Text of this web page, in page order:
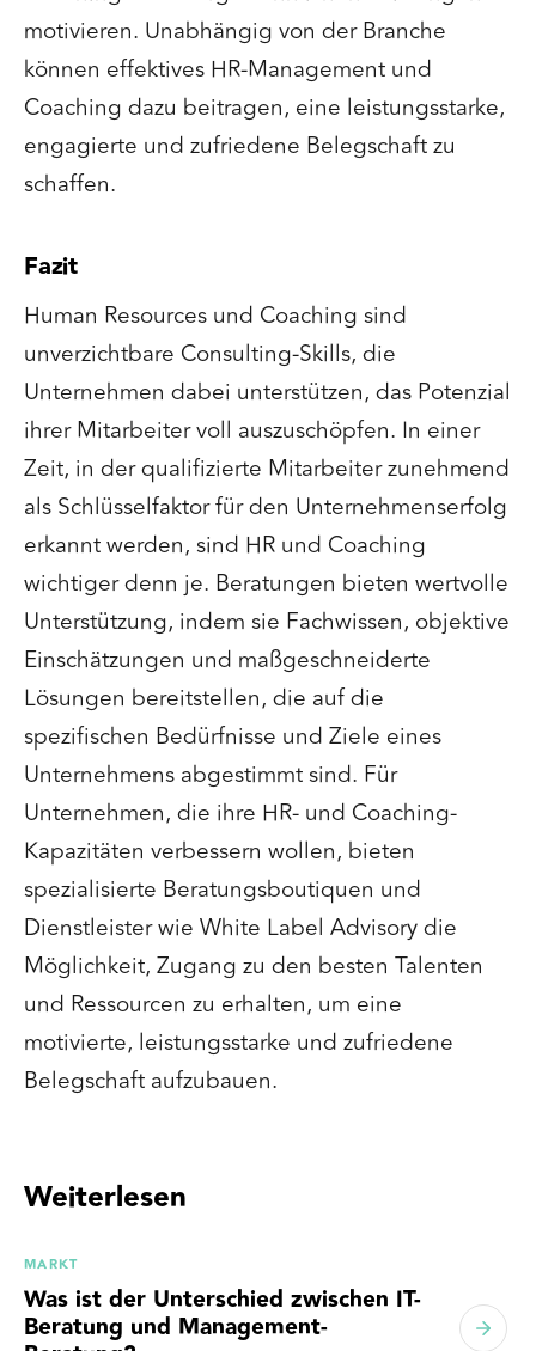
motivieren. Unabhängig von der Branche
können effektives HR-Management und
Coaching dazu beitragen, eine leistungsstarke,
engagierte und zufriedene Belegschaft zu
schaffen.
Fazit
Human Resources und Coaching sind
unverzichtbare Consulting-Skills, die
Unternehmen dabei unterstützen, das Potenzial
ihrer Mitarbeiter voll auszuschöpfen. In einer
Zeit, in der qualifizierte Mitarbeiter zunehmend
als Schlüsselfaktor für den Unternehmenserfolg
erkannt werden, sind HR und Coaching
wichtiger denn je. Beratungen bieten wertvolle
Unterstützung, indem sie Fachwissen, objektive
Einschätzungen und maßgeschneiderte
Lösungen bereitstellen, die auf die
spezifischen Bedürfnisse und Ziele eines
Unternehmens abgestimmt sind. Für
Unternehmen, die ihre HR- und Coaching-
Kapazitäten verbessern wollen, bieten
spezialisierte Beratungsboutiquen und
Dienstleister wie White Label Advisory die
Möglichkeit, Zugang zu den besten Talenten
und Ressourcen zu erhalten, um eine
motivierte, leistungsstarke und zufriedene
Belegschaft aufzubauen.
Weiterlesen
MARKT
Was ist der Unterschied zwischen IT-
Beratung und Management-